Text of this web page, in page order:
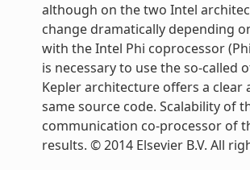
although on the two Intel
change dramatically depending
with the Intel Phi coprocessor
is necessary to use the so-called
Kepler architecture offers a
same source code. Scalability of
communication co-processor of
results. © 2014 Elsevier B.V. All